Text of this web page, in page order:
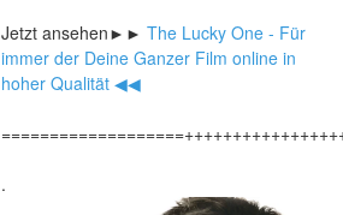
Jetzt ansehen►► The Lucky One - Für
immer der Deine Ganzer Film online in
hoher Qualität ◀◀
.